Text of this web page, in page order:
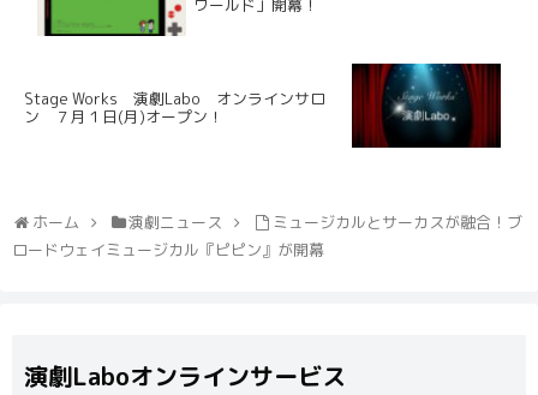
ワールド」開幕！
Stage Works 演劇Labo オンラインサロ
ン ７月１日(月)オープン！
ホーム 演劇ニュース
ミュージカルとサーカスが融合！ブ
ロードウェイミュージカル『ピピン』が開幕
演劇Laboオンラインサービス